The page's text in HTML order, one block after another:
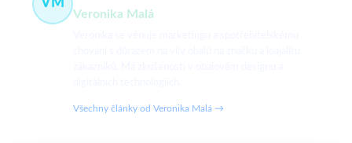
VM
Veronika Malá
Všechny články od Veronika Malá →